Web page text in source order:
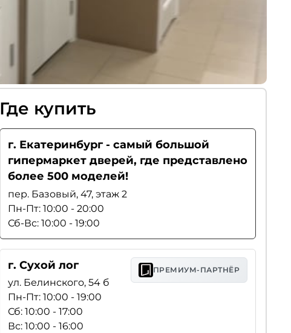
Где купить
г. Екатеринбург - самый большой
гипермаркет дверей, где представлено
более 500 моделей!
пер. Базовый, 47, этаж 2
Пн-Пт: 10:00 - 20:00
Сб-Вс: 10:00 - 19:00
г. Сухой лог
ул. Белинского, 54 б
Пн-Пт: 10:00 - 19:00
Сб: 10:00 - 17:00
Вс: 10:00 - 16:00
ПРЕМИУМ-ПАРТНЁР